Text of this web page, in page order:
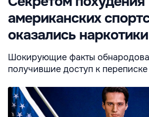
американских
оказались наркотики
Шокирующие факты
получившие доступ к